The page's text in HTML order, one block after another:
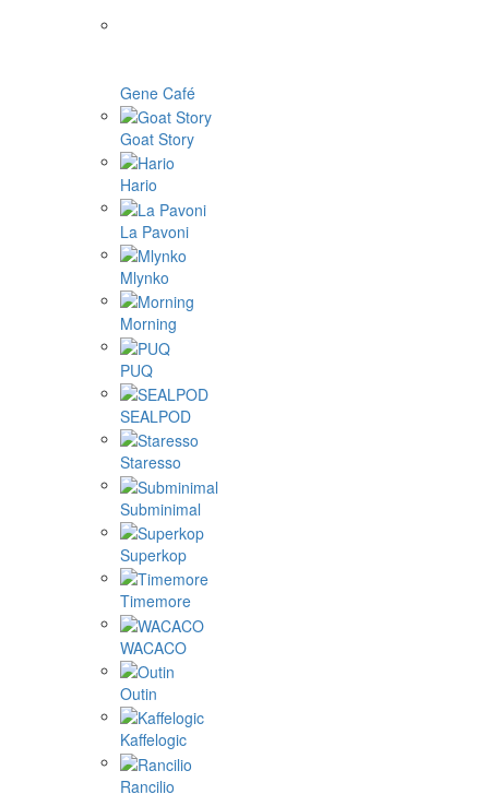
Gene Café
Goat Story
Hario
La Pavoni
Mlynko
Morning
PUQ
SEALPOD
Staresso
Subminimal
Superkop
Timemore
WACACO
Outin
Kaffelogic
Rancilio